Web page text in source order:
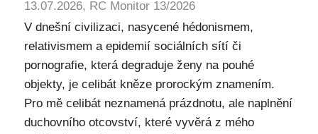
13.07.2026, RC Monitor 13/2026
V dnešní civilizaci, nasycené hédonismem,
relativismem a epidemií sociálních sítí či
pornografie, která degraduje ženy na pouhé
objekty, je celibát kněze prorockým znamením.
Pro mě celibát neznamená prázdnotu, ale naplnění
duchovního otcovství, které vyvěrá z mého